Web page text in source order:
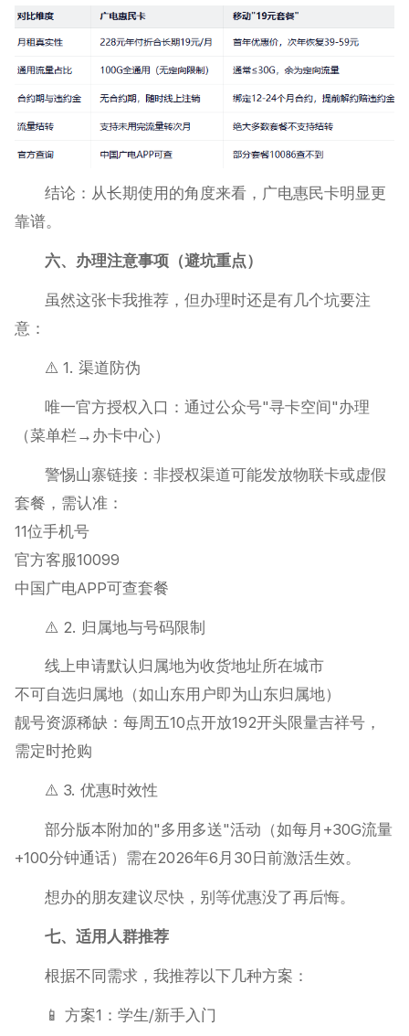
结论：从长期使用的角度来看，广电惠民卡明显更
靠谱。
六、办理注意事项（避坑重点）
虽然这张卡我推荐，但办理时还是有几个坑要注
意：
⚠️ 1. 渠道防伪
唯一官方授权入口：通过公众号"寻卡空间"办理
（菜单栏→办卡中心）
警惕山寨链接：非授权渠道可能发放物联卡或虚假
套餐，需认准：
11位手机号
官方客服10099
中国广电APP可查套餐
⚠️ 2. 归属地与号码限制
线上申请默认归属地为收货地址所在城市
不可自选归属地（如山东用户即为山东归属地）
靓号资源稀缺：每周五10点开放192开头限量吉祥号，
需定时抢购
⚠️ 3. 优惠时效性
部分版本附加的"多用多送"活动（如每月+30G流量
+100分钟通话）需在2026年6月30日前激活生效。
想办的朋友建议尽快，别等优惠没了再后悔。
七、适用人群推荐
根据不同需求，我推荐以下几种方案：
📱 方案1：学生/新手入门